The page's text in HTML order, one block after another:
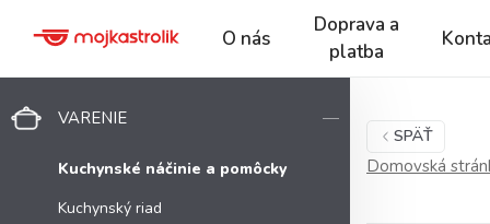
O nás
Doprava a
platba
VARENIE
Kuchynské náčinie a pomôcky
Kuchynský riad
SPÄŤ
Domovská